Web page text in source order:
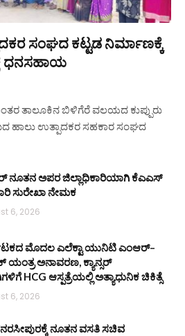
ಸಂಘದ ಕಟ್ಟಡ ನಿರ್ಮಾಣಕ್ಕೆ
ಧನಸಹಾಯ
ತಾಲೂಕಿನ ಬಿಳಿಗೆರೆ ವಲಯದ ಕುಪ್ಪುರು
ಹಾಲು ಉತ್ಪಾದಕರ ಸಹಕಾರ ಸಂಘದ
ನೂತನ ಅಪರ ಜಿಲ್ಲಾಧಿಕಾರಿಯಾಗಿ ಕೆಎಎಸ್
ಸುರೇಖಾ ನೇಮಕ
6, 2026
ಮೊದಲ ಎಲೆಕ್ಟಾ ಯುನಿಟಿ ಎಂಆರ್–
ಯಂತ್ರ ಅನಾವರಣ, ಕ್ಯಾನ್ಸರ್
HCG ಆಸ್ಪತ್ರೆಯಲ್ಲಿ ಅತ್ಯಾಧುನಿಕ ಚಿಕಿತ್ಸೆ
6, 2026
ನೂತನ ವಸತಿ ಸಚಿವ